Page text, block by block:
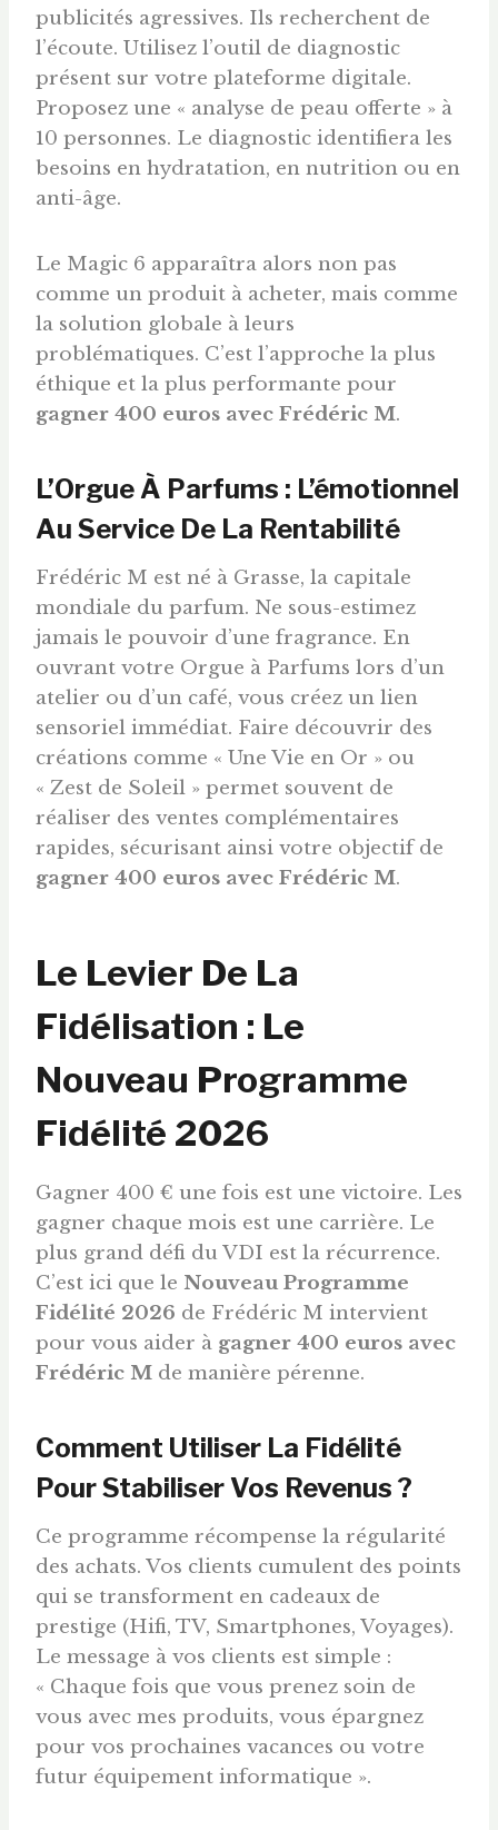
publicités agressives. Ils recherchent de
l’écoute. Utilisez l’outil de diagnostic
présent sur votre plateforme digitale.
Proposez une « analyse de peau offerte » à
10 personnes. Le diagnostic identifiera les
besoins en hydratation, en nutrition ou en
anti-âge.
Le Magic 6 apparaîtra alors non pas
comme un produit à acheter, mais comme
la solution globale à leurs
problématiques. C’est l’approche la plus
éthique et la plus performante pour
gagner 400 euros avec Frédéric M.
L’Orgue À Parfums : L’émotionnel
Au Service De La Rentabilité
Frédéric M est né à Grasse, la capitale
mondiale du parfum. Ne sous-estimez
jamais le pouvoir d’une fragrance. En
ouvrant votre Orgue à Parfums lors d’un
atelier ou d’un café, vous créez un lien
sensoriel immédiat. Faire découvrir des
créations comme « Une Vie en Or » ou
« Zest de Soleil » permet souvent de
réaliser des ventes complémentaires
rapides, sécurisant ainsi votre objectif de
gagner 400 euros avec Frédéric M.
Le Levier De La
Fidélisation : Le
Nouveau Programme
Fidélité 2026
Gagner 400 € une fois est une victoire. Les
gagner chaque mois est une carrière. Le
plus grand défi du VDI est la récurrence.
C’est ici que le Nouveau Programme
Fidélité 2026 de Frédéric M intervient
pour vous aider à gagner 400 euros avec
Frédéric M de manière pérenne.
Comment Utiliser La Fidélité
Pour Stabiliser Vos Revenus ?
Ce programme récompense la régularité
des achats. Vos clients cumulent des points
qui se transforment en cadeaux de
prestige (Hifi, TV, Smartphones, Voyages).
Le message à vos clients est simple :
« Chaque fois que vous prenez soin de
vous avec mes produits, vous épargnez
pour vos prochaines vacances ou votre
futur équipement informatique ».